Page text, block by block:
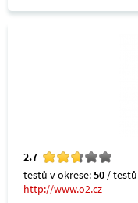
2.7
testů v okrese:50 /
http://www.o2.cz